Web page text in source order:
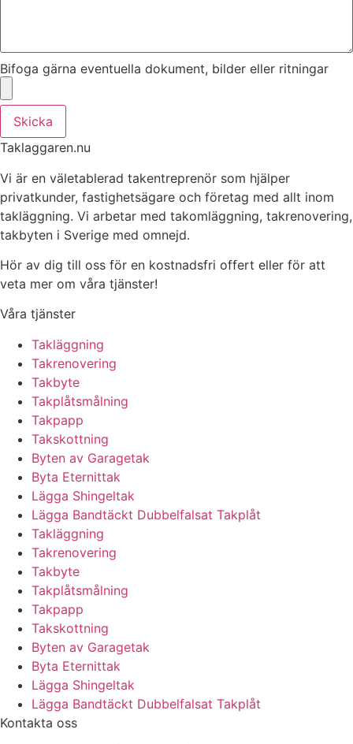
Bifoga gärna eventuella dokument, bilder eller ritningar
Skicka
Taklaggaren.nu
Vi är en väletablerad takentreprenör som hjälper
privatkunder, fastighetsägare och företag med allt inom
takläggning. Vi arbetar med takomläggning, takrenovering,
takbyten i Sverige med omnejd.
Hör av dig till oss för en kostnadsfri offert eller för att
veta mer om våra tjänster!
Våra tjänster
Takläggning
Takrenovering
Takbyte
Takplåtsmålning
Takpapp
Takskottning
Byten av Garagetak
Byta Eternittak
Lägga Shingeltak
Lägga Bandtäckt Dubbelfalsat Takplåt
Takläggning
Takrenovering
Takbyte
Takplåtsmålning
Takpapp
Takskottning
Byten av Garagetak
Byta Eternittak
Lägga Shingeltak
Lägga Bandtäckt Dubbelfalsat Takplåt
Kontakta oss